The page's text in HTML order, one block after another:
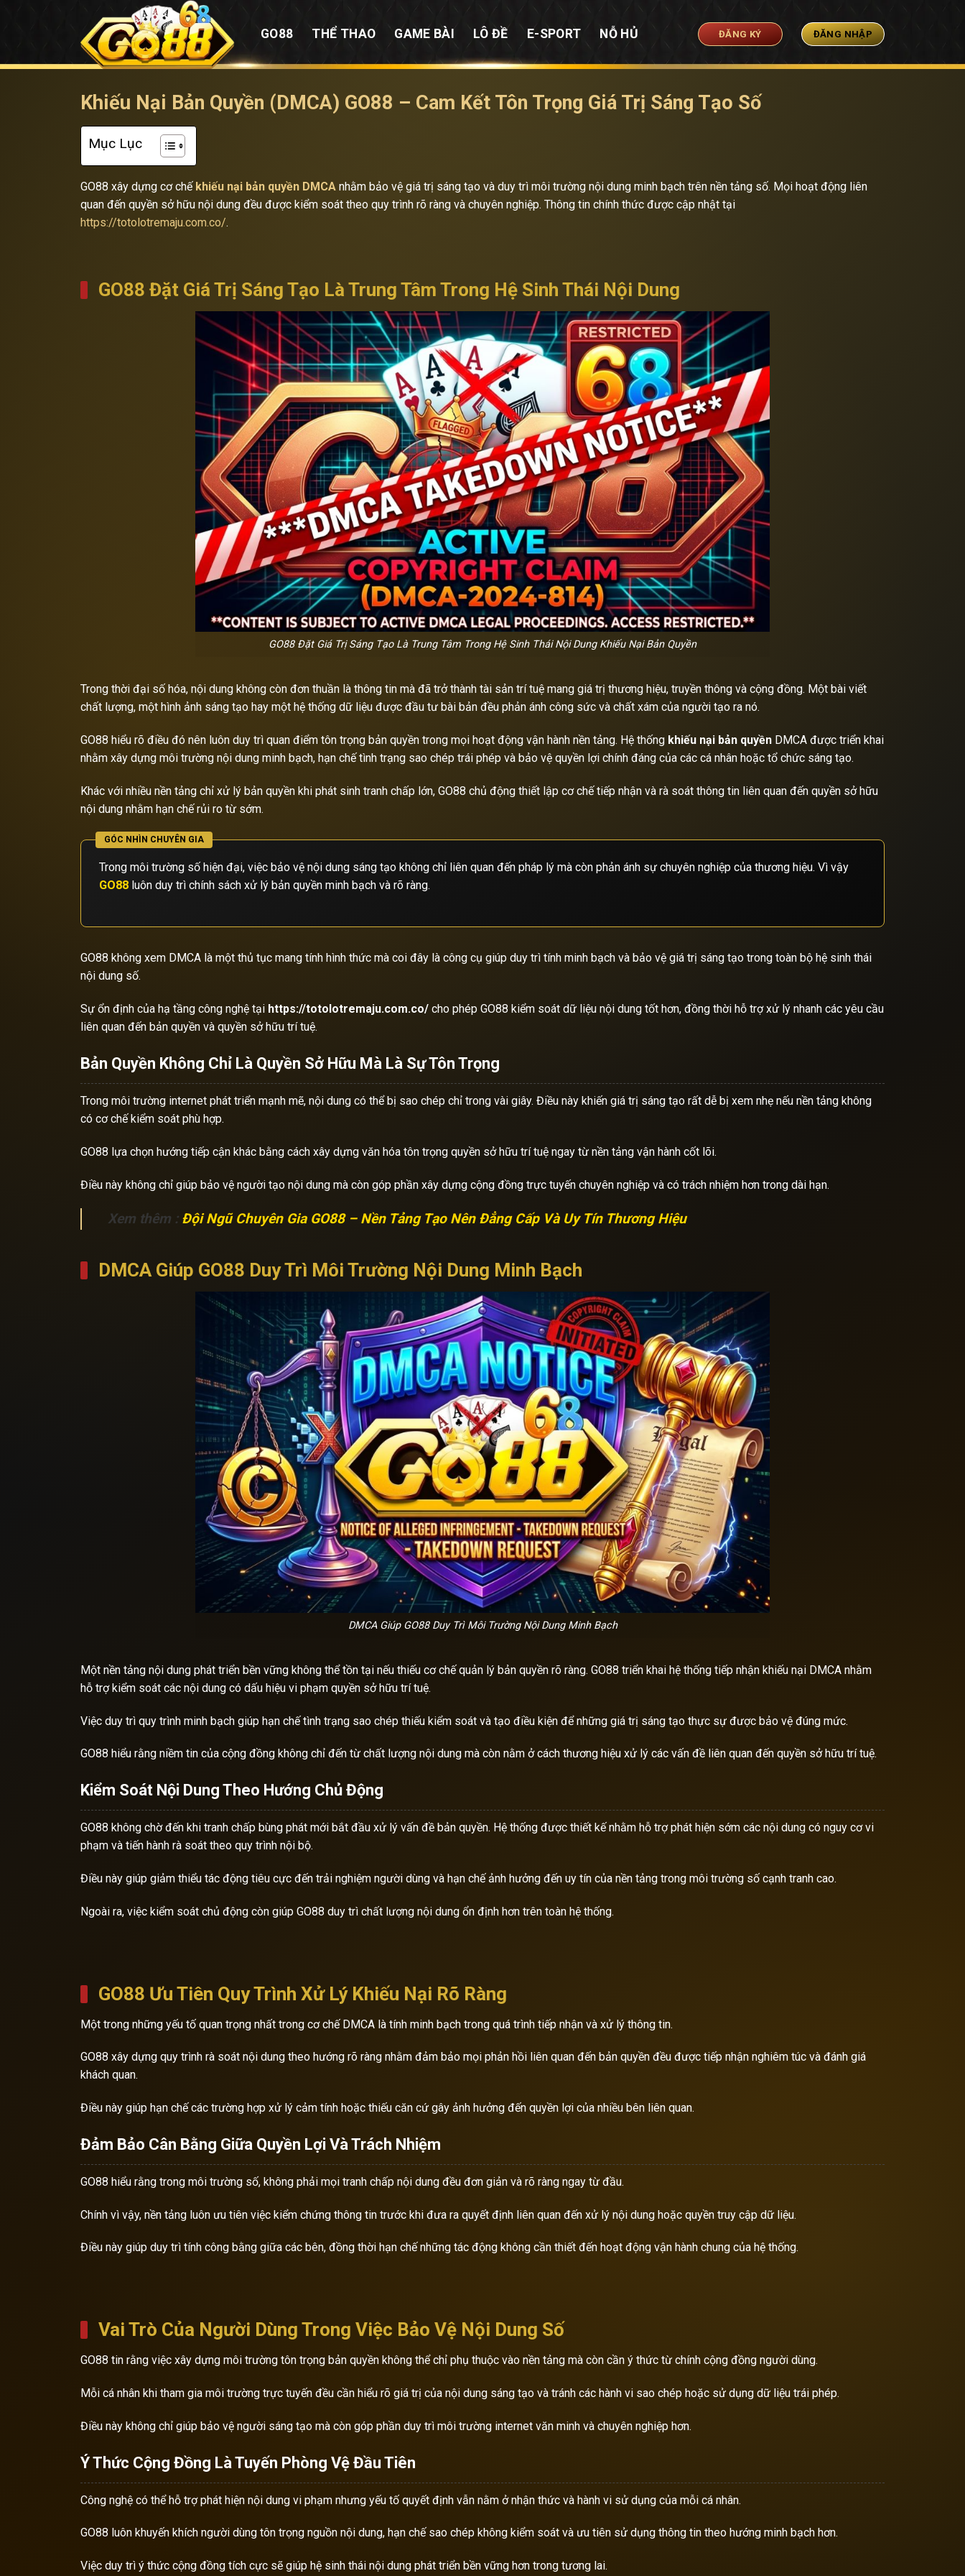
GO88 THỂ THAO GAME BÀI LÔ ĐỀ E-SPORT NỖ HỦ ĐĂNG KÝ ĐĂNG NHẬP
Khiếu Nại Bản Quyền (DMCA) GO88 – Cam Kết Tôn Trọng Giá Trị Sáng Tạo Số
Mục Lục
GO88 xây dựng cơ chế khiếu nại bản quyền DMCA nhằm bảo vệ giá trị sáng tạo và duy trì môi trường nội dung minh bạch trên nền tảng số. Mọi hoạt động liên
quan đến quyền sở hữu nội dung đều được kiểm soát theo quy trình rõ ràng và chuyên nghiệp. Thông tin chính thức được cập nhật tại
https://totolotremaju.com.co/.
GO88 Đặt Giá Trị Sáng Tạo Là Trung Tâm Trong Hệ Sinh Thái Nội Dung
GO88 Đặt Giá Trị Sáng Tạo Là Trung Tâm Trong Hệ Sinh Thái Nội Dung Khiếu Nại Bản Quyền
Trong thời đại số hóa, nội dung không còn đơn thuần là thông tin mà đã trở thành tài sản trí tuệ mang giá trị thương hiệu, truyền thông và cộng đồng. Một bài viết
chất lượng, một hình ảnh sáng tạo hay một hệ thống dữ liệu được đầu tư bài bản đều phản ánh công sức và chất xám của người tạo ra nó.
GO88 hiểu rõ điều đó nên luôn duy trì quan điểm tôn trọng bản quyền trong mọi hoạt động vận hành nền tảng. Hệ thống khiếu nại bản quyền DMCA được triển khai
nhằm xây dựng môi trường nội dung minh bạch, hạn chế tình trạng sao chép trái phép và bảo vệ quyền lợi chính đáng của các cá nhân hoặc tổ chức sáng tạo.
Khác với nhiều nền tảng chỉ xử lý bản quyền khi phát sinh tranh chấp lớn, GO88 chủ động thiết lập cơ chế tiếp nhận và rà soát thông tin liên quan đến quyền sở hữu
nội dung nhằm hạn chế rủi ro từ sớm.
GÓC NHÌN CHUYÊN GIA
Trong môi trường số hiện đại, việc bảo vệ nội dung sáng tạo không chỉ liên quan đến pháp lý mà còn phản ánh sự chuyên nghiệp của thương hiệu. Vì vậy
GO88 luôn duy trì chính sách xử lý bản quyền minh bạch và rõ ràng.
GO88 không xem DMCA là một thủ tục mang tính hình thức mà coi đây là công cụ giúp duy trì tính minh bạch và bảo vệ giá trị sáng tạo trong toàn bộ hệ sinh thái
nội dung số.
Sự ổn định của hạ tầng công nghệ tại https://totolotremaju.com.co/ cho phép GO88 kiểm soát dữ liệu nội dung tốt hơn, đồng thời hỗ trợ xử lý nhanh các yêu cầu
liên quan đến bản quyền và quyền sở hữu trí tuệ.
Bản Quyền Không Chỉ Là Quyền Sở Hữu Mà Là Sự Tôn Trọng
Trong môi trường internet phát triển mạnh mẽ, nội dung có thể bị sao chép chỉ trong vài giây. Điều này khiến giá trị sáng tạo rất dễ bị xem nhẹ nếu nền tảng không
có cơ chế kiểm soát phù hợp.
GO88 lựa chọn hướng tiếp cận khác bằng cách xây dựng văn hóa tôn trọng quyền sở hữu trí tuệ ngay từ nền tảng vận hành cốt lõi.
Điều này không chỉ giúp bảo vệ người tạo nội dung mà còn góp phần xây dựng cộng đồng trực tuyến chuyên nghiệp và có trách nhiệm hơn trong dài hạn.
Xem thêm : Đội Ngũ Chuyên Gia GO88 – Nền Tảng Tạo Nên Đẳng Cấp Và Uy Tín Thương Hiệu
DMCA Giúp GO88 Duy Trì Môi Trường Nội Dung Minh Bạch
DMCA Giúp GO88 Duy Trì Môi Trường Nội Dung Minh Bạch
Một nền tảng nội dung phát triển bền vững không thể tồn tại nếu thiếu cơ chế quản lý bản quyền rõ ràng. GO88 triển khai hệ thống tiếp nhận khiếu nại DMCA nhằm
hỗ trợ kiểm soát các nội dung có dấu hiệu vi phạm quyền sở hữu trí tuệ.
Việc duy trì quy trình minh bạch giúp hạn chế tình trạng sao chép thiếu kiểm soát và tạo điều kiện để những giá trị sáng tạo thực sự được bảo vệ đúng mức.
GO88 hiểu rằng niềm tin của cộng đồng không chỉ đến từ chất lượng nội dung mà còn nằm ở cách thương hiệu xử lý các vấn đề liên quan đến quyền sở hữu trí tuệ.
Kiểm Soát Nội Dung Theo Hướng Chủ Động
GO88 không chờ đến khi tranh chấp bùng phát mới bắt đầu xử lý vấn đề bản quyền. Hệ thống được thiết kế nhằm hỗ trợ phát hiện sớm các nội dung có nguy cơ vi
phạm và tiến hành rà soát theo quy trình nội bộ.
Điều này giúp giảm thiểu tác động tiêu cực đến trải nghiệm người dùng và hạn chế ảnh hưởng đến uy tín của nền tảng trong môi trường số cạnh tranh cao.
Ngoài ra, việc kiểm soát chủ động còn giúp GO88 duy trì chất lượng nội dung ổn định hơn trên toàn hệ thống.
GO88 Ưu Tiên Quy Trình Xử Lý Khiếu Nại Rõ Ràng
Một trong những yếu tố quan trọng nhất trong cơ chế DMCA là tính minh bạch trong quá trình tiếp nhận và xử lý thông tin.
GO88 xây dựng quy trình rà soát nội dung theo hướng rõ ràng nhằm đảm bảo mọi phản hồi liên quan đến bản quyền đều được tiếp nhận nghiêm túc và đánh giá
khách quan.
Điều này giúp hạn chế các trường hợp xử lý cảm tính hoặc thiếu căn cứ gây ảnh hưởng đến quyền lợi của nhiều bên liên quan.
Đảm Bảo Cân Bằng Giữa Quyền Lợi Và Trách Nhiệm
GO88 hiểu rằng trong môi trường số, không phải mọi tranh chấp nội dung đều đơn giản và rõ ràng ngay từ đầu.
Chính vì vậy, nền tảng luôn ưu tiên việc kiểm chứng thông tin trước khi đưa ra quyết định liên quan đến xử lý nội dung hoặc quyền truy cập dữ liệu.
Điều này giúp duy trì tính công bằng giữa các bên, đồng thời hạn chế những tác động không cần thiết đến hoạt động vận hành chung của hệ thống.
Vai Trò Của Người Dùng Trong Việc Bảo Vệ Nội Dung Số
GO88 tin rằng việc xây dựng môi trường tôn trọng bản quyền không thể chỉ phụ thuộc vào nền tảng mà còn cần ý thức từ chính cộng đồng người dùng.
Mỗi cá nhân khi tham gia môi trường trực tuyến đều cần hiểu rõ giá trị của nội dung sáng tạo và tránh các hành vi sao chép hoặc sử dụng dữ liệu trái phép.
Điều này không chỉ giúp bảo vệ người sáng tạo mà còn góp phần duy trì môi trường internet văn minh và chuyên nghiệp hơn.
Ý Thức Cộng Đồng Là Tuyến Phòng Vệ Đầu Tiên
Công nghệ có thể hỗ trợ phát hiện nội dung vi phạm nhưng yếu tố quyết định vẫn nằm ở nhận thức và hành vi sử dụng của mỗi cá nhân.
GO88 luôn khuyến khích người dùng tôn trọng nguồn nội dung, hạn chế sao chép không kiểm soát và ưu tiên sử dụng thông tin theo hướng minh bạch hơn.
Việc duy trì ý thức cộng đồng tích cực sẽ giúp hệ sinh thái nội dung phát triển bền vững hơn trong tương lai.